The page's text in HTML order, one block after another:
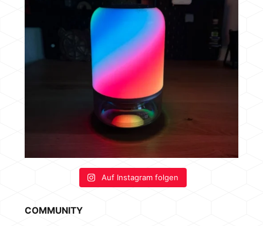
Auf Instagram folgen
COMMUNITY